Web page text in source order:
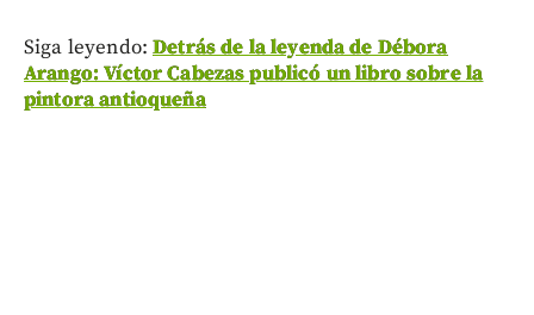
Siga leyendo:Detrás de la leyenda de Débora
Arango: Víctor Cabezas publicó un libro sobre la
pintora antioqueña